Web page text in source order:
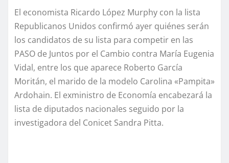
El economista Ricardo López Murphy con la lista
Republicanos Unidos confirmó ayer quiénes serán
los candidatos de su lista para competir en las
PASO de Juntos por el Cambio contra María Eugenia
Vidal, entre los que aparece Roberto García
Moritán, el marido de la modelo Carolina «Pampita»
Ardohain. El exministro de Economía encabezará la
lista de diputados nacionales seguido por la
investigadora del Conicet Sandra Pitta.